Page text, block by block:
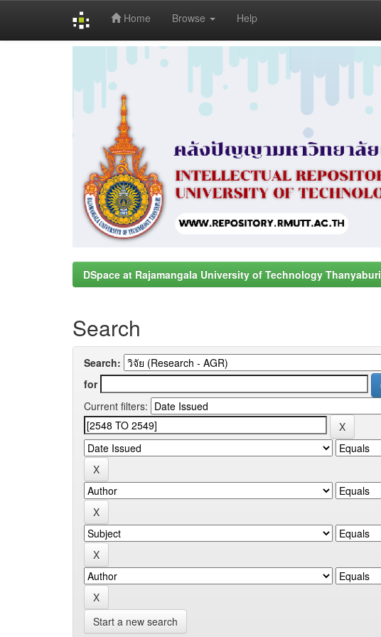
Home Browse Help
DSpace at Rajamangala University of Technology Thanyaburi
Search
Search:
for
Current filters:
Start a new search